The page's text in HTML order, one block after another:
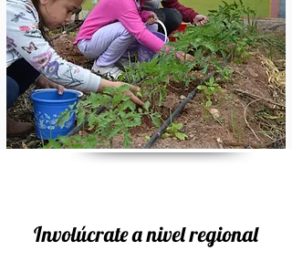
Involúcrate a nivel regional